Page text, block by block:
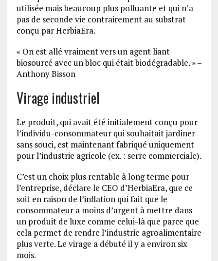
utilisée mais beaucoup plus polluante et qui n’a
pas de seconde vie contrairement au substrat
conçu par HerbiaEra.
« On est allé vraiment vers un agent liant
biosourcé avec un bloc qui était biodégradable. » –
Anthony Bisson
Virage industriel
Le produit, qui avait été initialement conçu pour
l’individu-consommateur qui souhaitait jardiner
sans souci, est maintenant fabriqué uniquement
pour l’industrie agricole (ex. : serre commerciale).
C’est un choix plus rentable à long terme pour
l’entreprise, déclare le CEO d’HerbiaEra, que ce
soit en raison de l’inflation qui fait que le
consommateur a moins d’argent à mettre dans
un produit de luxe comme celui-là que parce que
cela permet de rendre l’industrie agroalimentaire
plus verte. Le virage a débuté il y a environ six
mois.